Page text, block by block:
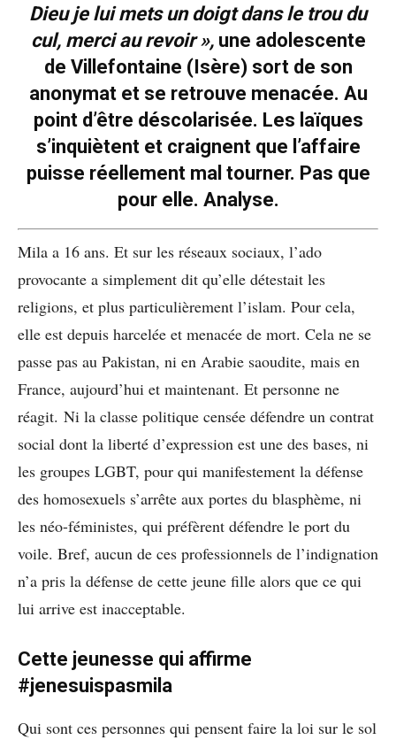
Dieu je lui mets un doigt dans le trou du
cul, merci au revoir », une adolescente
de Villefontaine (Isère) sort de son
anonymat et se retrouve menacée. Au
point d’être déscolarisée. Les laïques
s’inquiètent et craignent que l’affaire
puisse réellement mal tourner. Pas que
pour elle. Analyse.
Mila a 16 ans. Et sur les réseaux sociaux, l’ado
provocante a simplement dit qu’elle détestait les
religions, et plus particulièrement l’islam. Pour cela,
elle est depuis harcelée et menacée de mort. Cela ne se
passe pas au Pakistan, ni en Arabie saoudite, mais en
France, aujourd’hui et maintenant. Et personne ne
réagit. Ni la classe politique censée défendre un contrat
social dont la liberté d’expression est une des bases, ni
les groupes LGBT, pour qui manifestement la défense
des homosexuels s’arrête aux portes du blasphème, ni
les néo-féministes, qui préfèrent défendre le port du
voile. Bref, aucun de ces professionnels de l’indignation
n’a pris la défense de cette jeune fille alors que ce qui
lui arrive est inacceptable.
Cette jeunesse qui affirme
#jenesuispasmila
Qui sont ces personnes qui pensent faire la loi sur le sol